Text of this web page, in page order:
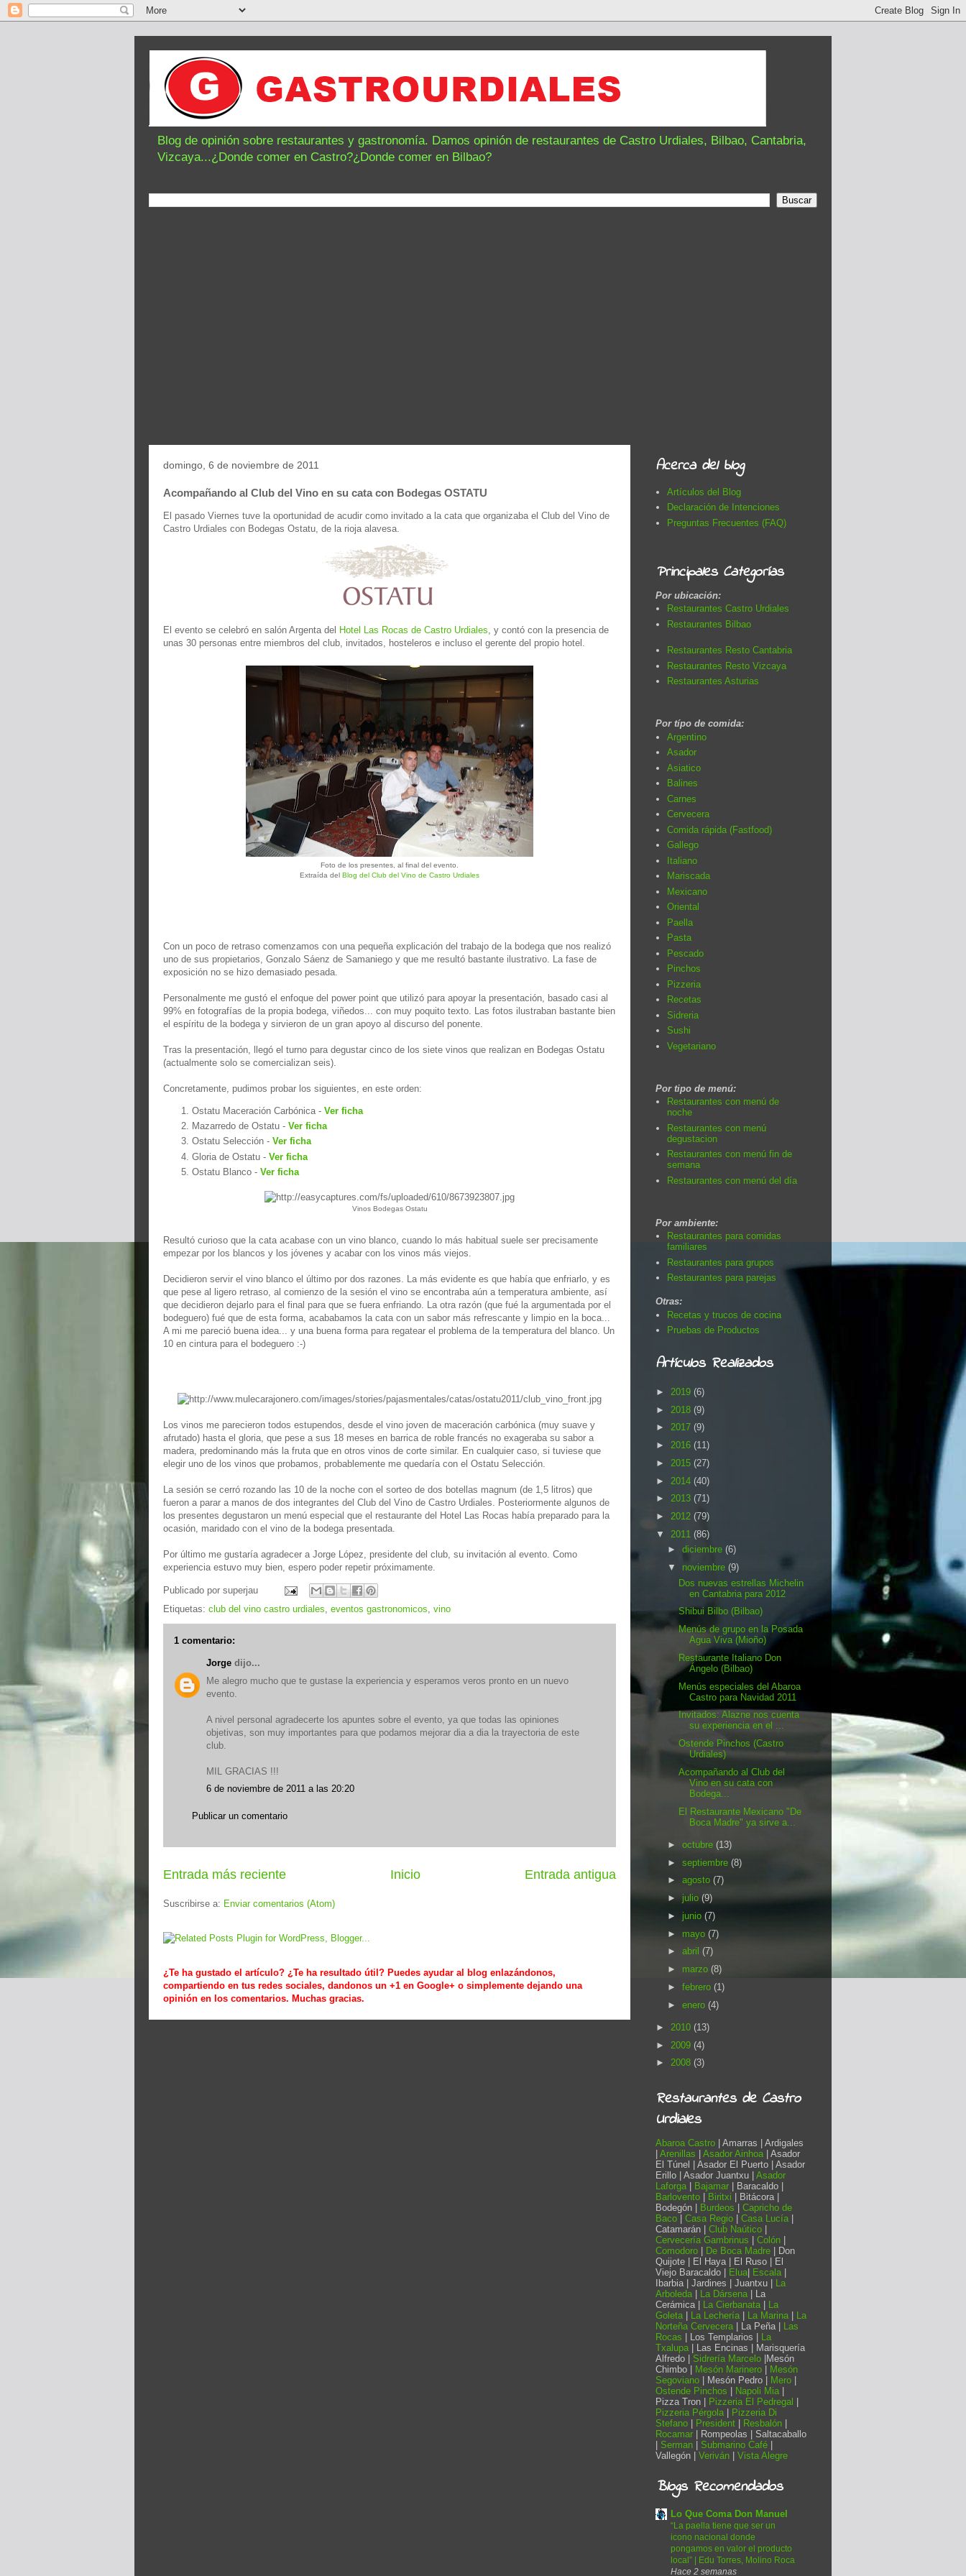
Blog de opinión sobre restaurantes y gastronomía. Damos opinión de restaurantes de Castro Urdiales, Bilbao, Cantabria,
Vizcaya...¿Donde comer en Castro?¿Donde comer en Bilbao?
domingo, 6 de noviembre de 2011
Acompañando al Club del Vino en su cata con Bodegas OSTATU
El pasado Viernes tuve la oportunidad de acudir como invitado a la cata que organizaba el Club del Vino de
Castro Urdiales con Bodegas Ostatu, de la rioja alavesa.
El evento se celebró en salón Argenta del Hotel Las Rocas de Castro Urdiales, y contó con la presencia de
unas 30 personas entre miembros del club, invitados, hosteleros e incluso el gerente del propio hotel.
Foto de los presentes, al final del evento.
Extraída del Blog del Club del Vino de Castro Urdiales
Con un poco de retraso comenzamos con una pequeña explicación del trabajo de la bodega que nos realizó
uno de sus propietarios, Gonzalo Sáenz de Samaniego y que me resultó bastante ilustrativo. La fase de
exposición no se hizo demasiado pesada.
Personalmente me gustó el enfoque del power point que utilizó para apoyar la presentación, basado casi al
99% en fotografías de la propia bodega, viñedos... con muy poquito texto. Las fotos ilustraban bastante bien
el espíritu de la bodega y sirvieron de un gran apoyo al discurso del ponente.
Tras la presentación, llegó el turno para degustar cinco de los siete vinos que realizan en Bodegas Ostatu
(actualmente solo se comercializan seis).
Concretamente, pudimos probar los siguientes, en este orden:
Ostatu Maceración Carbónica - Ver ficha
Mazarredo de Ostatu - Ver ficha
Ostatu Selección - Ver ficha
Gloria de Ostatu - Ver ficha
Ostatu Blanco - Ver ficha
Vinos Bodegas Ostatu
Resultó curioso que la cata acabase con un vino blanco, cuando lo más habitual suele ser precisamente
empezar por los blancos y los jóvenes y acabar con los vinos más viejos.
Decidieron servir el vino blanco el último por dos razones. La más evidente es que había que enfriarlo, y es
que pese al ligero retraso, al comienzo de la sesión el vino se encontraba aún a temperatura ambiente, así
que decidieron dejarlo para el final para que se fuera enfriando. La otra razón (que fué la argumentada por el
bodeguero) fué que de esta forma, acababamos la cata con un sabor más refrescante y limpio en la boca...
A mi me pareció buena idea... y una buena forma para regatear el problema de la temperatura del blanco. Un
10 en cintura para el bodeguero :-)
Los vinos me parecieron todos estupendos, desde el vino joven de maceración carbónica (muy suave y
afrutado) hasta el gloria, que pese a sus 18 meses en barrica de roble francés no exageraba su sabor a
madera, predominando más la fruta que en otros vinos de corte similar. En cualquier caso, si tuviese que
elegir uno de los vinos que probamos, probablemente me quedaría con el Ostatu Selección.
La sesión se cerró rozando las 10 de la noche con el sorteo de dos botellas magnum (de 1,5 litros) que
fueron a parar a manos de dos integrantes del Club del Vino de Castro Urdiales. Posteriormente algunos de
los presentes degustaron un menú especial que el restaurante del Hotel Las Rocas había preparado para la
ocasión, maridado con el vino de la bodega presentada.
Por último me gustaría agradecer a Jorge López, presidente del club, su invitación al evento. Como
experiencia estuvo muy bien, espero poder repetir próximamente.
Publicado por superjau
Etiquetas: club del vino castro urdiales, eventos gastronomicos, vino
1 comentario:
Jorge dijo...
Me alegro mucho que te gustase la experiencia y esperamos veros pronto en un nuevo
evento.
A nivel personal agradecerte los apuntes sobre el evento, ya que todas las opiniones
objetivas, son muy importantes para que podamos mejorar dia a dia la trayectoria de este
club.
MIL GRACIAS !!!
6 de noviembre de 2011 a las 20:20
Publicar un comentario
Entrada más reciente Entrada antigua
Inicio
Suscribirse a: Enviar comentarios (Atom)
¿Te ha gustado el artículo? ¿Te ha resultado útil? Puedes ayudar al blog enlazándonos,
compartiendo en tus redes sociales, dandonos un +1 en Google+ o simplemente dejando una
opinión en los comentarios. Muchas gracias.
Acerca del blog
Artículos del Blog
Declaración de Intenciones
Preguntas Frecuentes (FAQ)
Principales Categorías
Por ubicación:
Restaurantes Castro Urdiales
Restaurantes Bilbao
Restaurantes Resto Cantabria
Restaurantes Resto Vizcaya
Restaurantes Asturias
Por típo de comida:
Argentino
Asador
Asiatico
Balines
Carnes
Cervecera
Comida rápida (Fastfood)
Gallego
Italiano
Mariscada
Mexicano
Oriental
Paella
Pasta
Pescado
Pinchos
Pizzeria
Recetas
Sidreria
Sushi
Vegetariano
Por tipo de menú:
Restaurantes con menú de
noche
Restaurantes con menú
degustacion
Restaurantes con menú fin de
semana
Restaurantes con menú del día
Por ambiente:
Restaurantes para comidas
familiares
Restaurantes para grupos
Restaurantes para parejas
Otras:
Recetas y trucos de cocina
Pruebas de Productos
Artículos Realizados
► 2019 (6)
► 2018 (9)
► 2017 (9)
► 2016 (11)
► 2015 (27)
► 2014 (40)
► 2013 (71)
► 2012 (79)
▼ 2011 (86)
► diciembre (6)
▼ noviembre (9)
Dos nuevas estrellas Michelin
en Cantabria para 2012
Shibui Bilbo (Bilbao)
Menús de grupo en la Posada
Agua Viva (Mioño)
Restaurante Italiano Don
Ángelo (Bilbao)
Menús especiales del Abaroa
Castro para Navidad 2011
Invitados: Alazne nos cuenta
su experiencia en el ...
Ostende Pinchos (Castro
Urdiales)
Acompañando al Club del
Vino en su cata con
Bodega...
El Restaurante Mexicano "De
Boca Madre" ya sirve a...
► octubre (13)
► septiembre (8)
► agosto (7)
► julio (9)
► junio (7)
► mayo (7)
► abril (7)
► marzo (8)
► febrero (1)
► enero (4)
► 2010 (13)
► 2009 (4)
► 2008 (3)
Restaurantes de Castro
Urdiales
Abaroa Castro | Amarras | Ardigales
Arenillas Asador Ainhoa | Asador
El Túnel | Asador El Puerto | Asador
Erillo | Asador Juantxu |
Asador
Laforga
Bajamar
| Baracaldo |
Barlovento
Biritxi
| Bitácora |
Bodegón |
Burdeos
Capricho de
Baco
Casa Regio Casa Lucía
Catamarán | Club Naútico
Cervecería Gambrinus
Colón
Comodoro
De Boca Madre | Don
Quijote | El Haya | El Ruso | El
Viejo Baracaldo |
Elua Escala
Ibarbia | Jardines | Juantxu |
La
Arboleda
La Dársena | La
Cerámica |
La Cierbanata
La
Goleta
La Lechería La Marina
La
Norteña Cervecera | La Peña |
Las
Rocas | Los Templarios |
La
Txalupa | Las Encinas | Marisquería
Alfredo | Sidrería Marcelo |Mesón
Chimbo |
Mesón Marinero
Mesón
Segoviano | Mesón Pedro | Mero
Ostende Pinchos
Napoli Mia
Pizza Tron |
Pizzeria El Pedregal
Pizzeria Pérgola
Pizzeria Di
Stefano
President Resbalón
Rocamar
| Rompeolas | Saltacaballo
Serman Submarino Café
Vallegón | Veriván Vista Alegre
Blogs Recomendados
Lo Que Coma Don Manuel
“La paella tiene que ser un
icono nacional donde
pongamos en valor el producto
local” | Edu Torres, Molino Roca
Hace 2 semanas